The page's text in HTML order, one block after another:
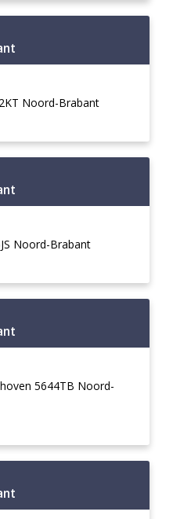
Noord-Brabant
Noord-Brabant
5644TB Noord-